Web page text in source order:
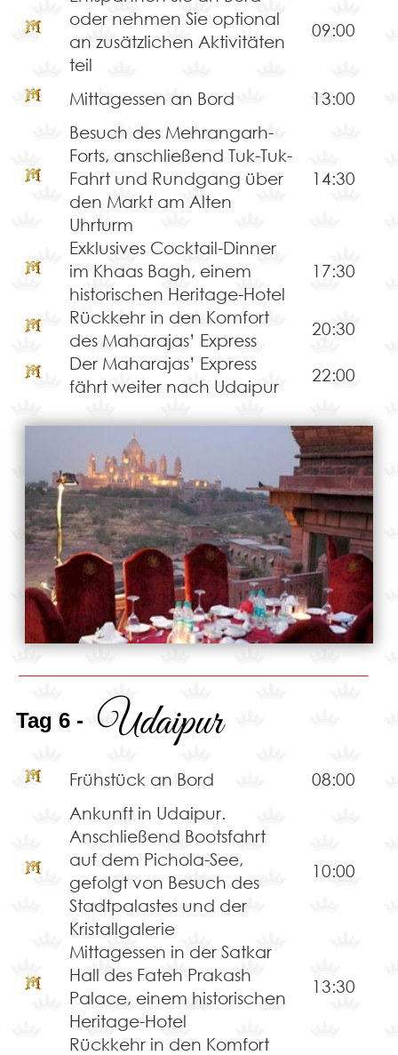
oder nehmen Sie optional
an zusätzlichen Aktivitäten
teil
09:00
Mittagessen an Bord
13:00
Besuch des Mehrangarh-
Forts, anschließend Tuk-Tuk-
Fahrt und Rundgang über
den Markt am Alten
Uhrturm
14:30
Exklusives Cocktail-Dinner
im Khaas Bagh, einem
historischen Heritage-Hotel
17:30
Rückkehr in den Komfort
des Maharajas’ Express
20:30
Der Maharajas’ Express
fährt weiter nach Udaipur
22:00
Tag 6 - Udaipur
Frühstück an Bord
08:00
Ankunft in Udaipur.
Anschließend Bootsfahrt
auf dem Pichola-See,
gefolgt von Besuch des
Stadtpalastes und der
Kristallgalerie
10:00
Mittagessen in der Satkar
Hall des Fateh Prakash
Palace, einem historischen
Heritage-Hotel
13:30
Rückkehr in den Komfort